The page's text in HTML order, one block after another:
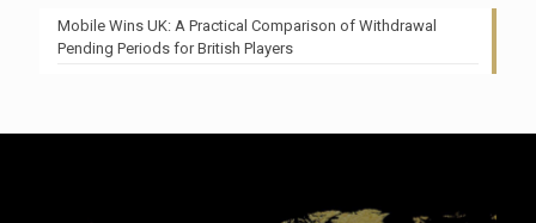
Mobile Wins UK: A Practical Comparison of Withdrawal
Pending Periods for British Players